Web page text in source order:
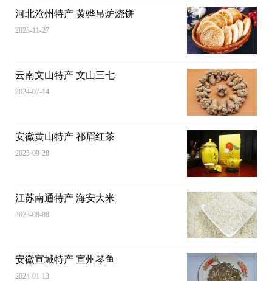
河北沧州特产 黄骅吊炉烧饼
2023-11-27
云南文山特产 文山三七
2024-07-14
安徽黄山特产 祁眉红茶
2025-09-28
江苏南通特产 海安大米
2023-08-08
安徽宣城特产 宣州琴鱼
2024-01-13